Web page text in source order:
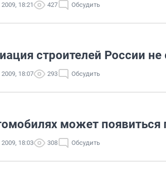
18:21 427 Обсудить
строителей России не
18:07 293 Обсудить
может появиться
18:03 308 Обсудить